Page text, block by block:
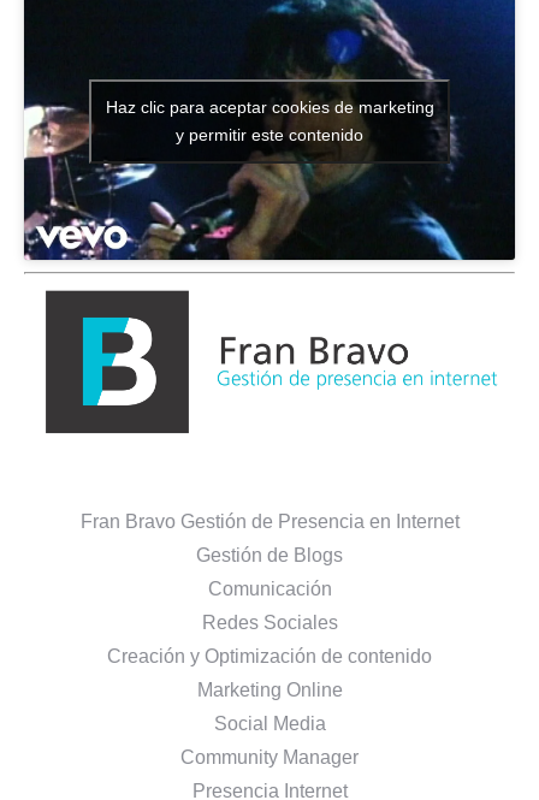
Haz clic para aceptar cookies de marketing
y permitir este contenido
Fran Bravo Gestión de Presencia en Internet
Gestión de Blogs
Comunicación
Redes Sociales
Creación y Optimización de contenido
Marketing Online
Social Media
Community Manager
Presencia Internet